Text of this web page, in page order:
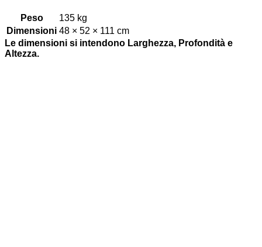
Peso
135 kg
Dimensioni 48 × 52 × 111 cm
Le dimensioni si intendono Larghezza, Profondità e
Altezza.